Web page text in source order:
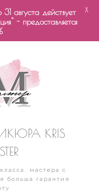
KRIS
мастера с
больша гарантия
августа действует
- предоставляется
X